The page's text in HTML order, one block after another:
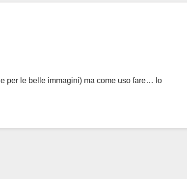
per le belle immagini) ma come uso fare… lo